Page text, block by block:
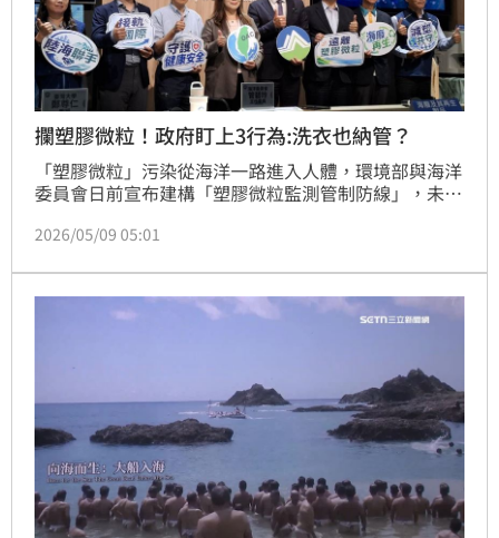
攔塑膠微粒！政府盯上3行為:洗衣也納管？
「塑膠微粒」污染從海洋一路進入人體，環境部與海洋
委員會日前宣布建構「塑膠微粒監測管制防線」，未來
面納管，連洗衣排放的纖維、輪胎磨耗產生的塑膠微
2026/05/09 05:01